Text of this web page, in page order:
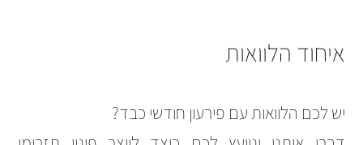
איחוד הלוואות
יש לכם הלוואות עם פירעון חודשי כבד?